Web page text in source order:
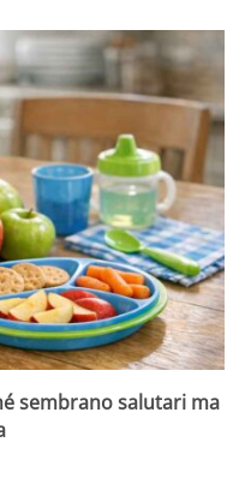
sembrano salutari ma